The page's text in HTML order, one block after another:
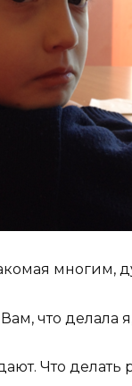
многим,
что делала
Что делать